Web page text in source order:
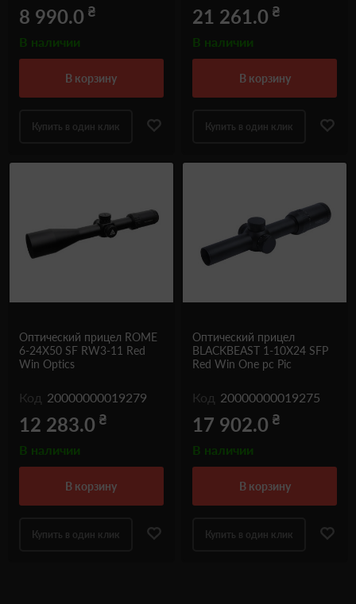
8 990.0 ₴
В наличии
в корзину
Купить в один клик
21 261.0 ₴
В наличии
в корзину
Купить в один клик
Оптический прицел ROME
6-24X50 SF RW3-11 Red
Win Optics
Код 20000000019279
12 283.0 ₴
В наличии
в корзину
Купить в один клик
Оптический прицел
BLACKBEAST 1-10X24 SFP
Red Win One pc Pic
Код 20000000019275
17 902.0 ₴
В наличии
в корзину
Купить в один клик